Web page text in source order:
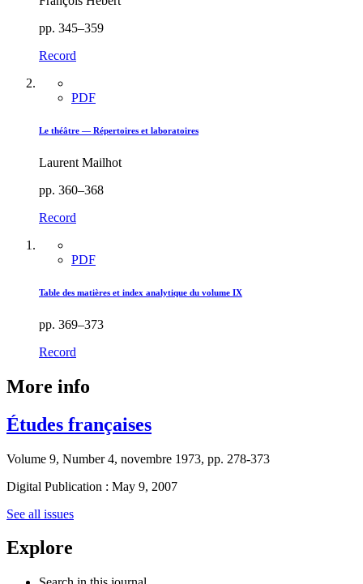
pp. 345–359
Record
PDF
Le théâtre — Répertoires et laboratoires
Laurent Mailhot
pp. 360–368
Record
PDF
Table des matières et index analytique du volume IX
pp. 369–373
Record
More info
Études françaises
Volume 9, Number 4, novembre 1973, pp. 278-373
Digital Publication : May 9, 2007
See all issues
Explore